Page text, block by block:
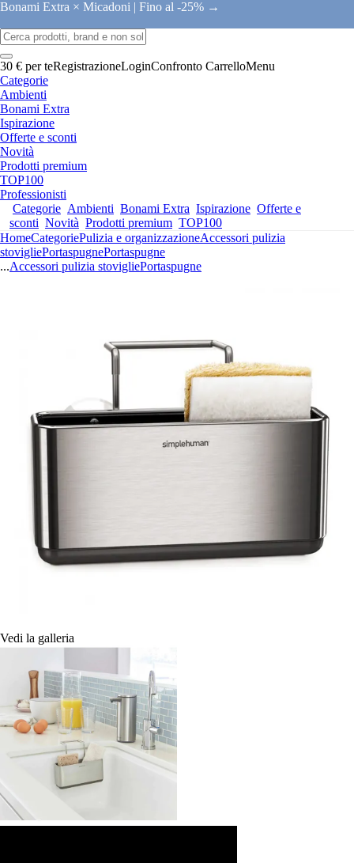
Bonami Extra × Micadoni | Fino al -25% →
30 € per teRegistrazioneLoginConfronto CarrelloMenu
Categorie
Ambienti
Bonami Extra
Ispirazione
Offerte e sconti
Novità
Prodotti premium
TOP100
Professionisti
Categorie Ambienti Bonami Extra Ispirazione Offerte e
sconti Novità Prodotti premium TOP100
HomeCategoriePulizia e organizzazioneAccessori pulizia
stovigliePortaspugnePortaspugne
...Accessori pulizia stovigliePortaspugne
Vedi la galleria